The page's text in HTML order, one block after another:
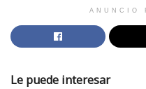
ANUNCIO
Le puede interesar